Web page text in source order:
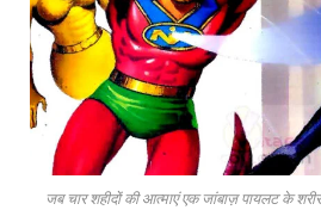
जब चार शहीदों की आत्माएं एक जांबाज़ पायलट के